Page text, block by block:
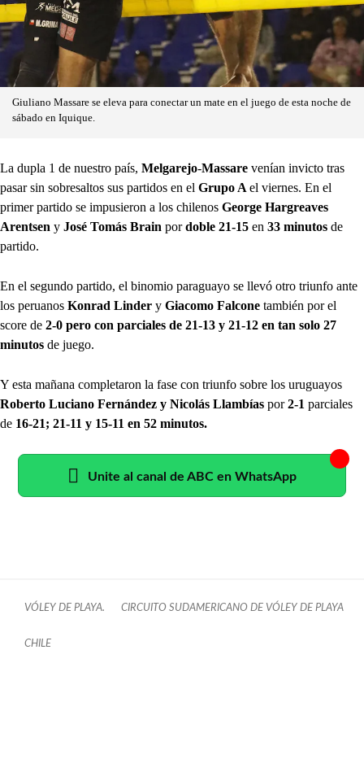
Giuliano Massare se eleva para conectar un mate en el juego de esta noche de
sábado en Iquique.
La dupla 1 de nuestro país, Melgarejo-Massare venían invicto tras
pasar sin sobresaltos sus partidos en el Grupo A el viernes. En el
primer partido se impusieron a los chilenos George Hargreaves
Arentsen y José Tomás Brain pordoble 21-15 en 33 minutos de
partido.
En el segundo partido, el binomio paraguayo se llevó otro triunfo ante
los peruanos Konrad Linder y Giacomo Falcone también por el
score de 2-0 pero con parciales de 21-13 y 21-12 en tan solo 27
minutos de juego.
Y esta mañana completaron la fase con triunfo sobre los uruguayos
Roberto Luciano Fernández y Nicolás Llambías por2-1 parciales
de 16-21; 21-11 y 15-11 en 52 minutos.
Unite al canal de ABC en WhatsApp
VÓLEY DE PLAYA. CIRCUITO SUDAMERICANO DE VÓLEY DE PLAYA
CHILE